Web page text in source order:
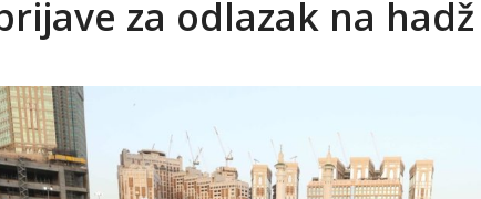
za odlazak na hadž